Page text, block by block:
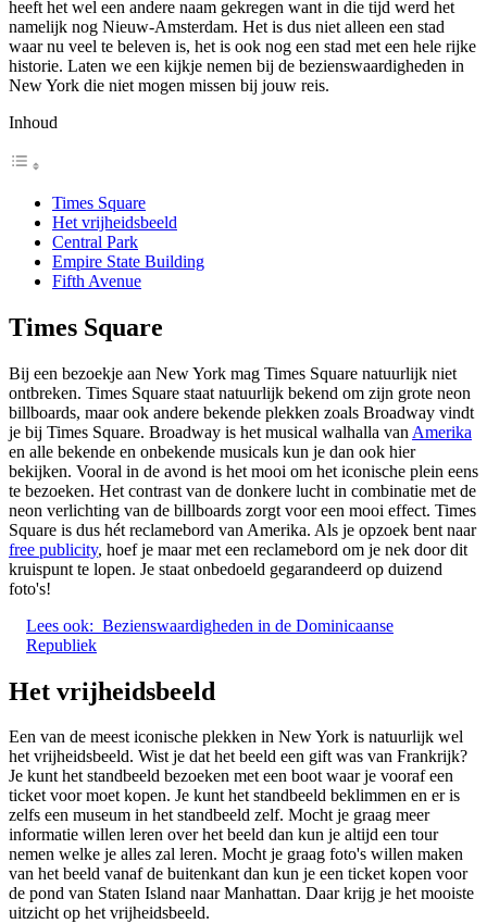
heeft het wel een andere naam gekregen want in die tijd werd het
namelijk nog Nieuw-Amsterdam. Het is dus niet alleen een stad
waar nu veel te beleven is, het is ook nog een stad met een hele rijke
historie. Laten we een kijkje nemen bij de bezienswaardigheden in
New York die niet mogen missen bij jouw reis.
Inhoud
Times Square
Het vrijheidsbeeld
Central Park
Empire State Building
Fifth Avenue
Times Square
Bij een bezoekje aan New York mag Times Square natuurlijk niet
ontbreken. Times Square staat natuurlijk bekend om zijn grote neon
billboards, maar ook andere bekende plekken zoals Broadway vindt
je bij Times Square. Broadway is het musical walhalla van Amerika
en alle bekende en onbekende musicals kun je dan ook hier
bekijken. Vooral in de avond is het mooi om het iconische plein eens
te bezoeken. Het contrast van de donkere lucht in combinatie met de
neon verlichting van de billboards zorgt voor een mooi effect. Times
Square is dus hét reclamebord van Amerika. Als je opzoek bent naar
free publicity, hoef je maar met een reclamebord om je nek door dit
kruispunt te lopen. Je staat onbedoeld gegarandeerd op duizend
foto's!
Lees ook: Bezienswaardigheden in de Dominicaanse
Republiek
Het vrijheidsbeeld
Een van de meest iconische plekken in New York is natuurlijk wel
het vrijheidsbeeld. Wist je dat het beeld een gift was van Frankrijk?
Je kunt het standbeeld bezoeken met een boot waar je vooraf een
ticket voor moet kopen. Je kunt het standbeeld beklimmen en er is
zelfs een museum in het standbeeld zelf. Mocht je graag meer
informatie willen leren over het beeld dan kun je altijd een tour
nemen welke je alles zal leren. Mocht je graag foto's willen maken
van het beeld vanaf de buitenkant dan kun je een ticket kopen voor
de pond van Staten Island naar Manhattan. Daar krijg je het mooiste
uitzicht op het vrijheidsbeeld.